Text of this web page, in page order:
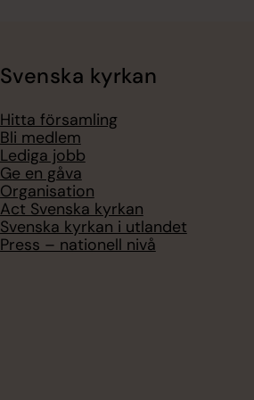
Svenska kyrkan
Hitta församling
Bli medlem
Lediga jobb
Ge en gåva
Organisation
Act Svenska kyrkan
Svenska kyrkan i utlandet
Press – nationell nivå